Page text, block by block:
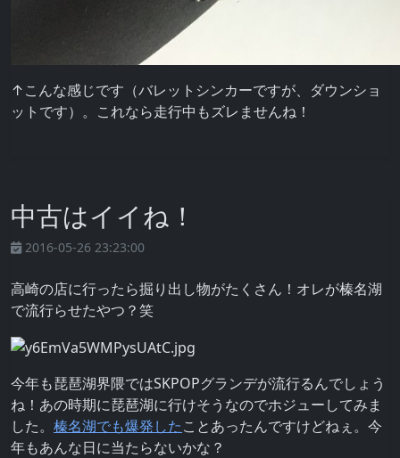
↑こんな感じです（バレットシンカーですが、ダウンショ
ットです）。これなら走行中もズレませんね！
中古はイイね！
2016-05-26 23:23:00
高崎の店に行ったら掘り出し物がたくさん！オレが榛名湖
で流行らせたやつ？笑
今年も琵琶湖界隈ではSKPOPグランデが流行るんでしょう
ね！あの時期に琵琶湖に行けそうなのでホジューしてみま
した。 榛名湖でも爆発したことあったんですけどねぇ。今
年もあんな日に当たらないかな？